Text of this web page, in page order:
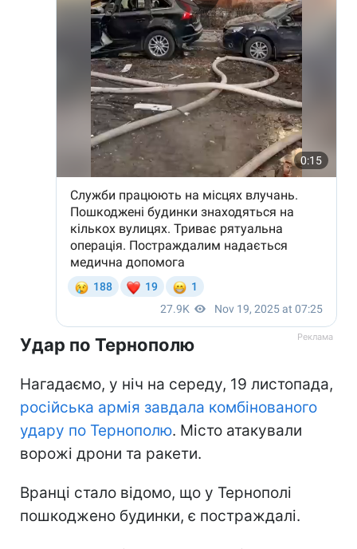
Удар по Тернополю
Нагадаємо, у ніч на середу, 19 листопада,
російська армія завдала комбінованого
удару по Тернополю. Місто атакували
ворожі дрони та ракети.
Вранці стало відомо, що у Тернополі
пошкоджено будинки, є постраждалі.